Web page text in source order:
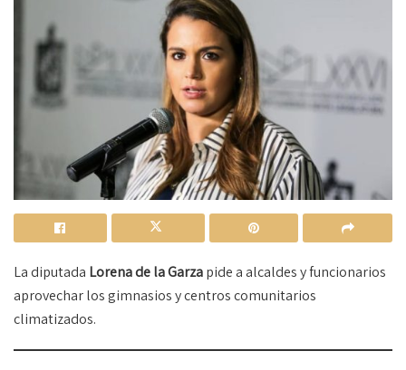
La diputada Lorena de la Garzapide a alcaldes y funcionarios
aprovechar los gimnasios y centros comunitarios
climatizados.